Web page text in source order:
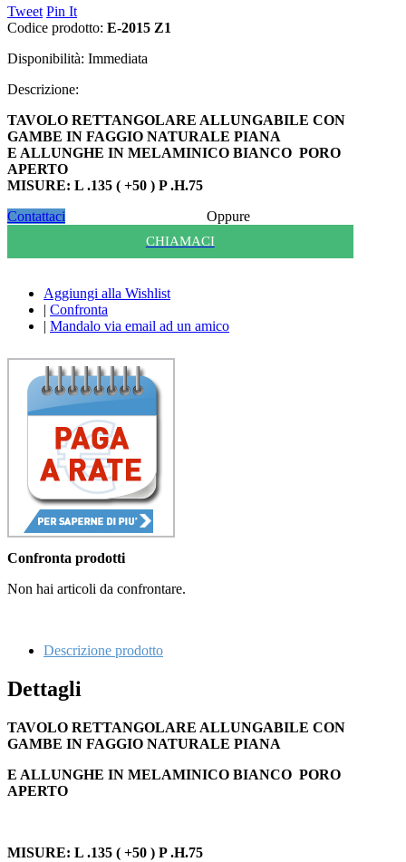
Tweet Pin It
Codice prodotto: E-2015 Z1
Disponibilità: Immediata
Descrizione:
TAVOLO RETTANGOLARE ALLUNGABILE CON
GAMBE IN FAGGIO NATURALE PIANA
E ALLUNGHE IN MELAMINICO BIANCO PORO
APERTO
MISURE: L .135 ( +50 ) P .H.75
Contattaci
Oppure
CHIAMACI
Aggiungi alla Wishlist
| Confronta
| Mandalo via email ad un amico
Confronta prodotti
Non hai articoli da confrontare.
Descrizione prodotto
Dettagli
TAVOLO RETTANGOLARE ALLUNGABILE CON
GAMBE IN FAGGIO NATURALE PIANA
E ALLUNGHE IN MELAMINICO BIANCO PORO
APERTO
MISURE: L .135 ( +50 ) P .H.75